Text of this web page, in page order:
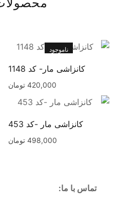
ناموجود
کانزاشی مار- کد 1148
420,000 تومان
کانزاشی مار -کد 453
498,000 تومان
تماس با ما: